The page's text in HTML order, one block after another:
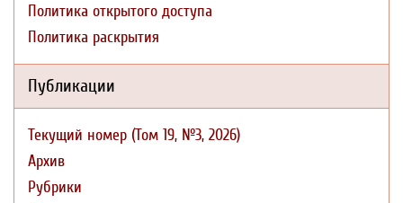
Политика открытого доступа
Политика раскрытия
Публикации
Текущий номер (Том 19, №3, 2026)
Архив
Рубрики